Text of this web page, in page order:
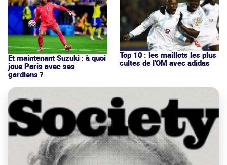
Et maintenant Suzuki : à quoi
joue Paris avec ses
gardiens ?
Top 10 : les maillots les plus
cultes de l'OM avec adidas